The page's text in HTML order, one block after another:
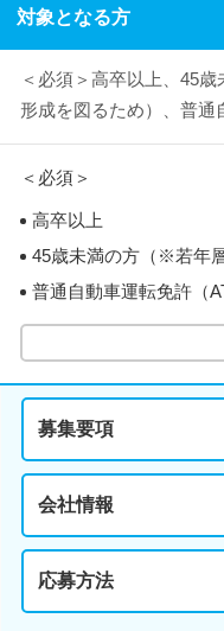
対象となる方
＜必須＞高卒以上、45
形成を図るため）、普通
＜必須＞
高卒以上
45歳未満の方（※若年
普通自動車運転免許（
募集要項
会社情報
応募方法